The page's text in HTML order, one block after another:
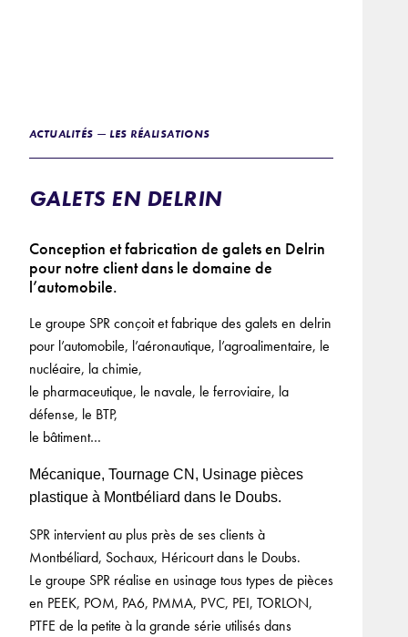
ACTUALITÉS — LES RÉALISATIONS
GALETS EN DELRIN
Conception et fabrication de galets en Delrin
pour notre client dans le domaine de
l’automobile.
Le groupe SPR conçoit et fabrique des galets en delrin
pour l’automobile, l’aéronautique, l’agroalimentaire, le
nucléaire, la chimie,
le pharmaceutique, le navale, le ferroviaire, la
défense, le BTP,
le bâtiment…
Mécanique, Tournage CN, Usinage pièces
plastique à Montbéliard dans le Doubs.
SPR intervient au plus près de ses clients à
Montbéliard, Sochaux, Héricourt dans le Doubs.
Le groupe SPR réalise en usinage tous types de pièces
en PEEK, POM, PA6, PMMA, PVC, PEI, TORLON,
PTFE de la petite à la grande série utilisés dans